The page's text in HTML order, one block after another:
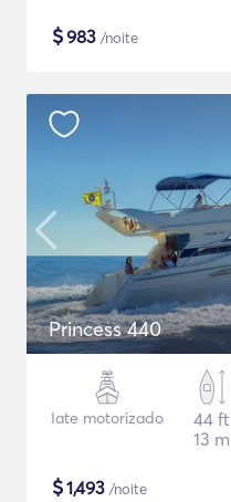
$983 /noite
Princess 440
Iate motorizado
44 ft
13 m
$1,493 /noite